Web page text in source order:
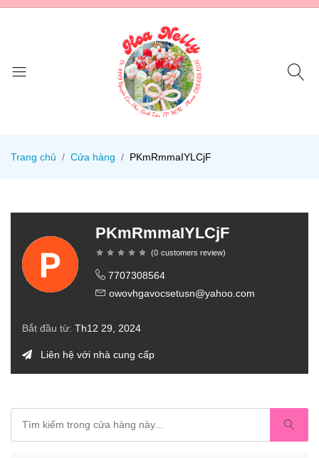
Trang chủ Cửa hàng PKmRmmaIYLCjF
PKmRmmaIYLCjF
(0 customers review)
7707308564
owovhgavocsetusn@yahoo.com
Bắt đầu từ: Th12 29, 2024
Liên hệ với nhà cung cấp